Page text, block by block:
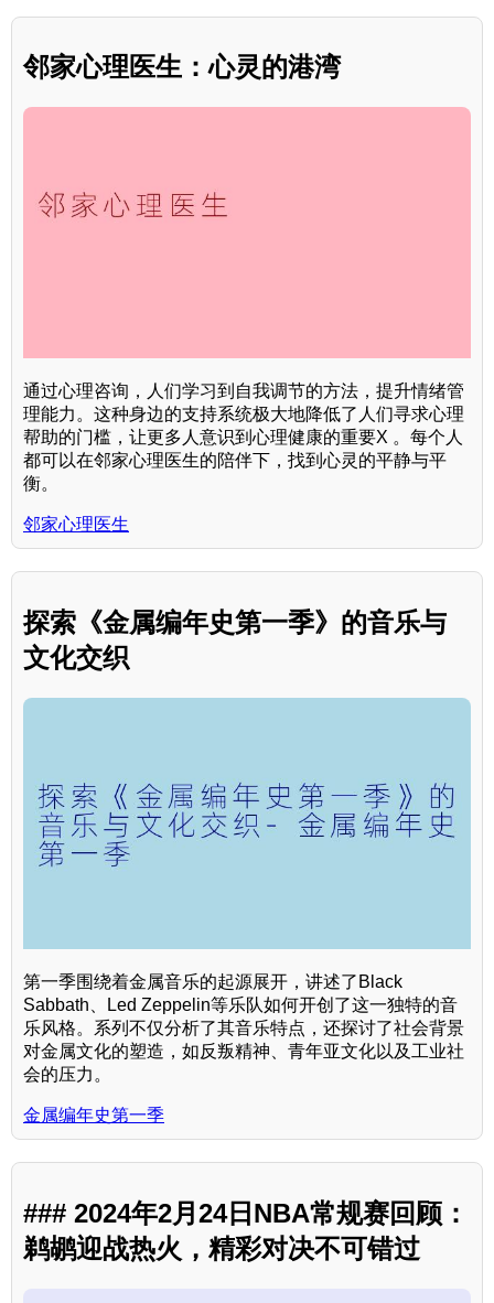
邻家心理医生：心灵的港湾
通过心理咨询，人们学习到自我调节的方法，提升情绪管
理能力。这种身边的支持系统极大地降低了人们寻求心理
帮助的门槛，让更多人意识到心理健康的重要X 。每个人
都可以在邻家心理医生的陪伴下，找到心灵的平静与平
衡。
邻家心理医生
探索《金属编年史第一季》的音乐与
文化交织
第一季围绕着金属音乐的起源展开，讲述了Black
Sabbath、Led Zeppelin等乐队如何开创了这一独特的音
乐风格。系列不仅分析了其音乐特点，还探讨了社会背景
对金属文化的塑造，如反叛精神、青年亚文化以及工业社
会的压力。
金属编年史第一季
### 2024年2月24日NBA常规赛回顾：
鹈鹕迎战热火，精彩对决不可错过